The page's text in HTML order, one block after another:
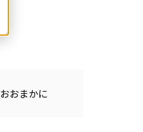
おおまかに